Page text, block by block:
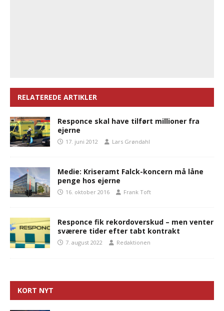
RELATEREDE ARTIKLER
Responce skal have tilført millioner fra
ejerne
17. juni 2012 Lars Grøndahl
Medie: Kriseramt Falck-koncern må låne
penge hos ejerne
16. oktober 2016 Frank Toft
Responce fik rekordoverskud – men venter
sværere tider efter tabt kontrakt
7. august 2022 Redaktionen
KORT NYT